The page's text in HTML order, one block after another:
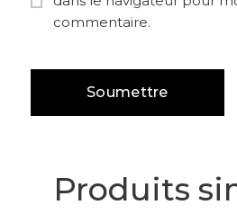
commentaire.
Produits